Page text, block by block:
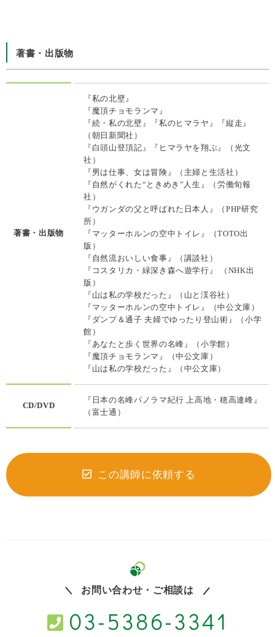
著書・出版物
著書・出版物
『私の北壁』
『魔頂チョモランマ』
『続・私の北壁』『私のヒマラヤ』『縦走』
（朝日新聞社）
『白頭山登頂記』『ヒマラヤを翔ぶ』（光文
社）
『男は仕事、女は冒険』（主婦と生活社）
『自然がくれた“ときめき”人生』（労働旬報
社）
『ウガンダの父と呼ばれた日本人』（PHP研究
所）
『マッターホルンの空中トイレ』（TOTO出
版）
『自然流おいしい食事』（講談社）
『コスタリカ・緑深き森へ遊学行』 （NHK出
版）
『山は私の学校だった』（山と渓谷社）
『マッターホルンの空中トイレ』（中公文庫）
『ダンプ＆通子 夫婦でゆったり登山術』（小学
館）
『あなたと歩く世界の名峰』（小学館）
『魔頂チョモランマ』（中公文庫）
『山は私の学校だった』（中公文庫）
CD/DVD
『日本の名峰パノラマ紀行 上高地・穂高連峰』
（富士通）
この講師に依頼する
お問い合わせ・ご相談は
03-5386-3341